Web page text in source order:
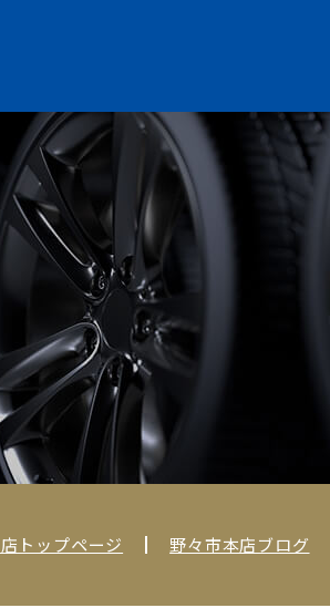
トップページ 野々市本店ブログ